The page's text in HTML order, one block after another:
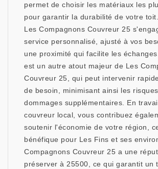
permet de choisir les matériaux les
pour garantir la durabilité de votre
Les Compagnons Couvreur 25
service personnalisé, ajusté à vos
une proximité qui facilite les
est un autre atout majeur de Les
Couvreur 25, qui peut intervenir
de besoin, minimisant ainsi les
dommages supplémentaires. En
couvreur local, vous contribuez
soutenir l'économie de votre région,
bénéfique pour Les Fins et ses
Compagnons Couvreur 25 a une
préserver à 25500, ce qui garantit un